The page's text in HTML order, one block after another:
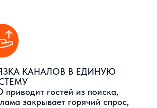
горячий спрос,
локальную
снять